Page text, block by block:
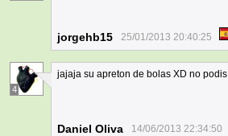
jorgehb15 25/01/2013 20:40:25
4
jajaja su apreton de bolas XD no podis
Daniel Oliva 14/06/2013 22:34:50